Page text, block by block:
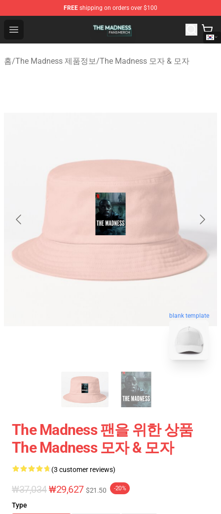
FREE shipping on orders over $100
Open menu
The Madness Shop - Official The Madness Merchandise
홈/The Madness 제품정보/The Madness 모자 & 모자
blank template
The Madness 팬을 위한 상품
The Madness 모자 & 모자
(3 customer reviews)
₩37,034₩29,627 $21.50 -20%
Type